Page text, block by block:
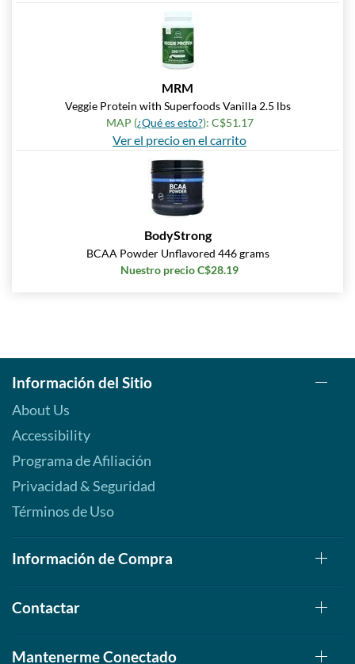
MRM
Veggie Protein with Superfoods Vanilla 2.5 lbs
MAP (¿Qué es esto?): C$51.17
Ver el precio en el carrito
BodyStrong
BCAA Powder Unflavored 446 grams
Nuestro precio C$28.19
Información del Sitio
About Us
Accessibility
Programa de Afiliación
Privacidad & Seguridad
Términos de Uso
Información de Compra
Contactar
Mantenerme Conectado